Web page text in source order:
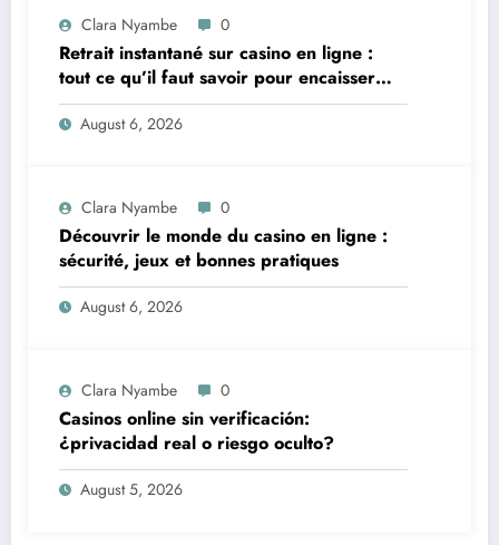
Clara Nyambe 0
Retrait instantané sur casino en ligne :
tout ce qu’il faut savoir pour encaisser
vite et sereinement
August 6, 2026
Clara Nyambe 0
Découvrir le monde du casino en ligne :
sécurité, jeux et bonnes pratiques
August 6, 2026
Clara Nyambe 0
Casinos online sin verificación:
¿privacidad real o riesgo oculto?
August 5, 2026